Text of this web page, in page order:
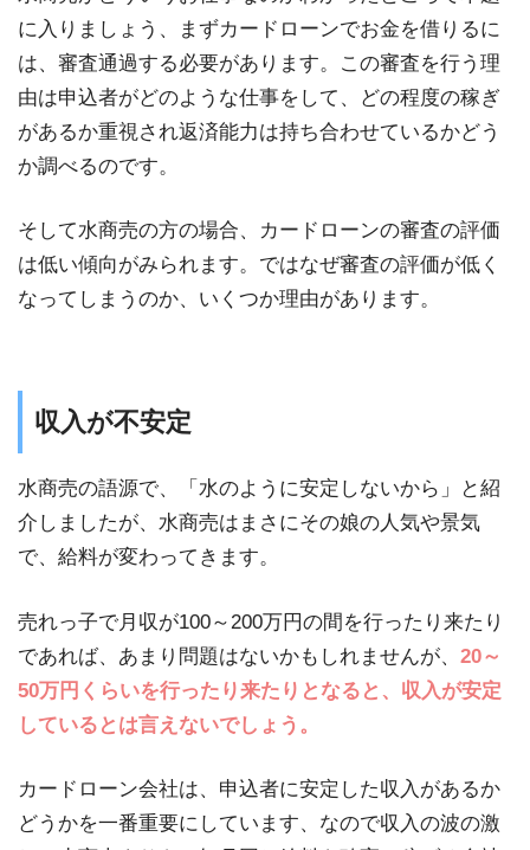
に入りましょう、まずカードローンでお金を借りるに
は、審査通過する必要があります。この審査を行う理
由は申込者がどのような仕事をして、どの程度の稼ぎ
があるか重視され返済能力は持ち合わせているかどう
か調べるのです。
そして水商売の方の場合、カードローンの審査の評価
は低い傾向がみられます。ではなぜ審査の評価が低く
なってしまうのか、いくつか理由があります。
収入が不安定
水商売の語源で、「水のように安定しないから」と紹
介しましたが、水商売はまさにその娘の人気や景気
で、給料が変わってきます。
売れっ子で月収が100～200万円の間を行ったり来たり
であれば、あまり問題はないかもしれませんが、 20～
50万円くらいを行ったり来たりとなると、収入が安定
しているとは言えないでしょう。
カードローン会社は、申込者に安定した収入があるか
どうかを一番重要にしています、なので収入の波の激